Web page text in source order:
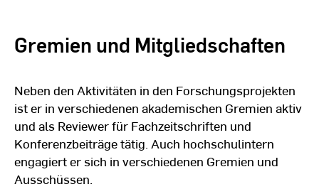
Gremien und Mitgliedschaften
Neben den Aktivitäten in den Forschungsprojekten
ist er in verschiedenen akademischen Gremien aktiv
und als Reviewer für Fachzeitschriften und
Konferenzbeiträge tätig. Auch hochschulintern
engagiert er sich in verschiedenen Gremien und
Ausschüssen.